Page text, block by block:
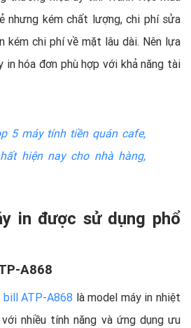
nhưng kém chất lượng, chi phí sửa
kém chi phí về mặt lâu dài. Nên lựa
in hóa đơn phù hợp với khả năng tài
5 máy tính tiền quán cafe,
hiện nay cho nhà hàng,
in được sử dụng phổ
A868
bill ATP-A868 là model máy in nhiệt
nhiều tính năng và ứng dụng ưu